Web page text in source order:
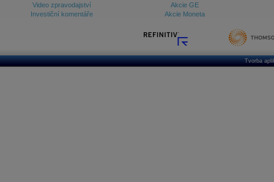
Video zpravodajství
Investiční komentáře
Akcie GE
Akcie Moneta
Tvorba